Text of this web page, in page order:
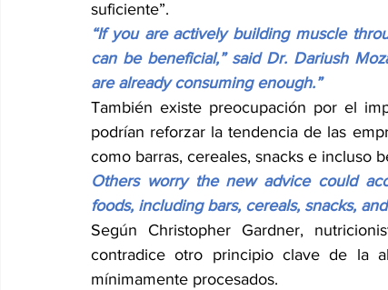
suficiente”.
“If you are actively building muscle
can be beneficial,” said Dr. Dariush
are already consuming enough.”
También existe preocupación por el
podrían reforzar la tendencia de las
como barras, cereales, snacks e incluso
Others worry the new advice could
foods, including bars, cereals, snacks,
Según Christopher Gardner,
contradice otro principio clave de la
mínimamente procesados.